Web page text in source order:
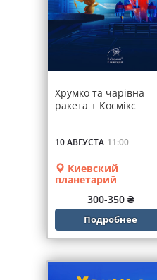
Хрумко та чарівна
ракета + Космікс
10 АВГУСТА 11:00
Киевский
планетарий
300-350 ₴
Подробнее